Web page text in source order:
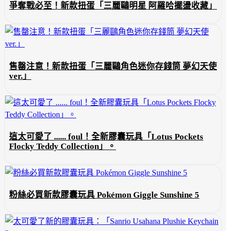
爭奪戰必至！新款扭蛋「三麗鷗明星 阿羅哈擺盪收藏」
售罄注意！新款扭蛋「三麗鷗角色迷你存錢筒 夢幻天使
ver.」
這太可愛了 ...... foul！全新膠囊玩具「Lotus Pockets
Flocky Teddy Collection」。
粉絲必買新款膠囊玩具 Pokémon Giggle Sunshine 5